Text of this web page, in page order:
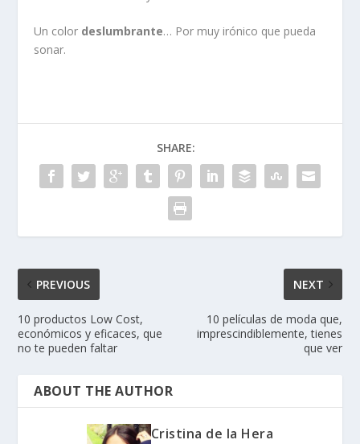
Un color deslumbrante… Por muy irónico que pueda
sonar.
SHARE:
PREVIOUS
10 productos Low Cost,
económicos y eficaces, que
no te pueden faltar
NEXT
10 películas de moda que,
imprescindiblemente, tienes
que ver
ABOUT THE AUTHOR
Cristina de la Hera